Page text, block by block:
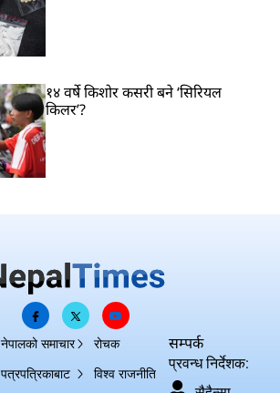
१४ वर्षे किशोर कसरी बने ‘सिरियल
किलर’?
नेपालको समाचार
पत्रपत्रिकाबाट
रोचक
विश्व राजनीति
सम्पर्क
प्रवन्ध निर्देशक: